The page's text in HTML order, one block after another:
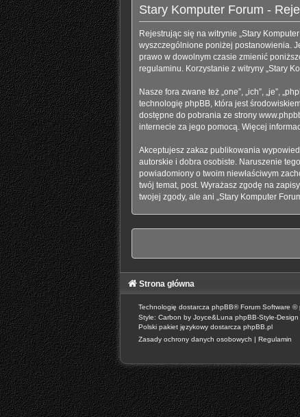
Stary Komputer Forum -
Rejestrując się na witrynie „Stary
wyszczególnione poniżej postanowienia.
prawo w dowolnym czasie zmienić
regulaminu. Korzystanie z witryny „Stary
Nasze fora zwane też „one”, „ich”, „je”,
technologię phpBB, która jest
dostępne do pobrania ze strony
internecie za jego pomocą. Więcej
Akceptujesz zakaz publikowania
autorskie i dobra osobiste. Naruszenie
powiadomiony o twoim niewłaściwym
twój temat, post. Wyrażasz zgodę na
twojej zgody, ale ani „Stary Komputer
Strona główna
Technologię dostarcza phpBB® Forum Software ©
Style: Carbon by Joyce&Luna phpBB-Style-Design
Polski pakiet językowy dostarcza phpBB.pl
Zasady ochrony danych osobowych | Regulamin